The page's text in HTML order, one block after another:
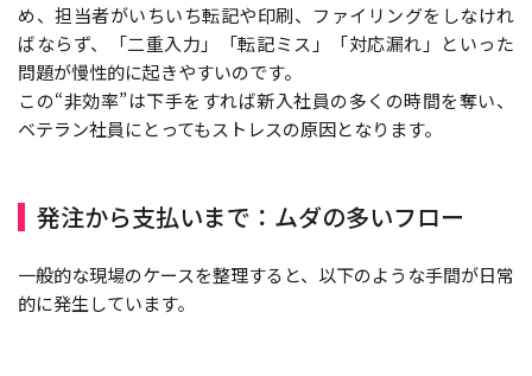
め、担当者がいちいち転記や印刷、ファイリングをしなけれ
ばならず、「二重入力」「転記ミス」「対応漏れ」といった
問題が慢性的に起きやすいのです。
この“非効率”は下手をすれば新入社員の多くの時間を奪い、
ベテラン社員にとってもストレスの原因となります。
発注から支払いまで：ムダの多いフロー
一般的な現場のケースを整理すると、以下のような手間が日常
的に発生しています。